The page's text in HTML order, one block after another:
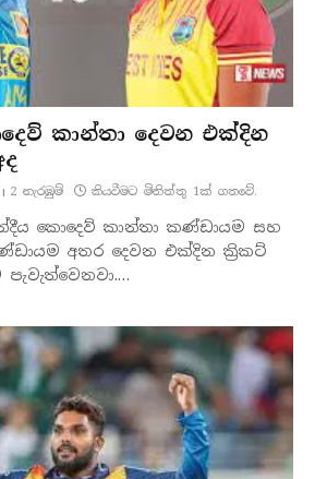
කාන්තා දෙවන එක්දින
2 නැරඹු​ම් කියවීමට මිනිත්තු 1ක් ගතවේ.
කොදෙව් කාන්තා කණ්ඩායම සහ
අතර දෙවන එක්දින ක්‍රිකට්